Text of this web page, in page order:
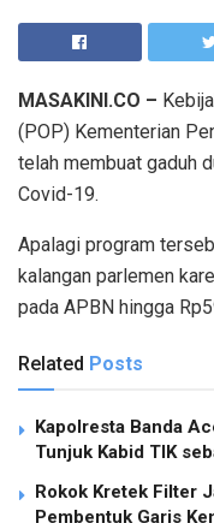
MASAKINI.CO –
(POP) Kementerian
telah membuat gaduh
Covid-19.
Apalagi program
kalangan parlemen
pada APBN hingga
Related Posts
Kapolresta Banda
Tunjuk Kabid TIK
Rokok Kretek Filter
Pembentuk Garis